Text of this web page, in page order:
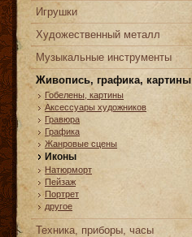
Игрушки
Художественный металл
Музыкальные инструменты
Живопись, графика, картины
Гобелены, картины
Аксессуары художников
Гравюра
Графика
Жанровые сцены
Иконы
Натюрморт
Пейзаж
Портрет
другое
Техника, приборы, часы